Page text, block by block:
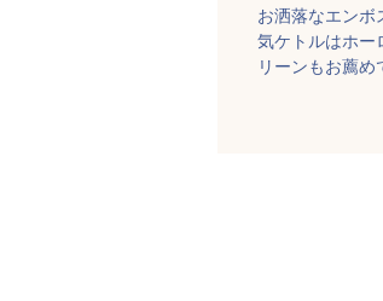
お洒落なエン
気ケトルはホー
リーンもお薦め